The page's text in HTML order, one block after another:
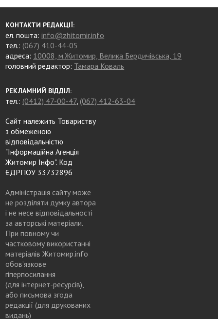
КОНТАКТИ РЕДАКЦІЇ:
ел. пошта:info@zhitomir.info
тел.: (067) 410-44-05
адреса: 10008, м.Житомир, Велика Бердичівська, 19
головний редактор: Тамара Коваль
РЕКЛАМНИЙ ВІДДІЛ:
тел.: (0412) 47-00-47, (067) 412-63-04
Сайт належить Товариству
з обмеженою
відповідальністю
"Інформаційна Агенція
Житомир Інфо". Код
ЄДРПОУ 33732896
Адміністрація сайту може
не розділяти думку автора
і не несе відповідальності
за авторські матеріали.
При повному чи
частковому використанні
матеріалів Житомир.info
обов’язкове
гіперпосилання
(для інтернет-ресурсів),
або письмова згода
редакції (для друкованих
видань)